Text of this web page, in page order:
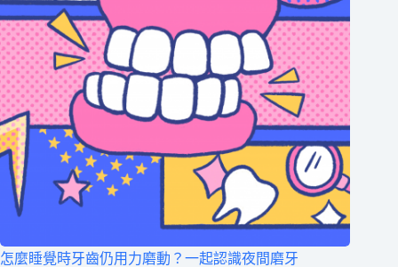
怎麼睡覺時牙齒仍用力磨動？一起認識夜間磨牙